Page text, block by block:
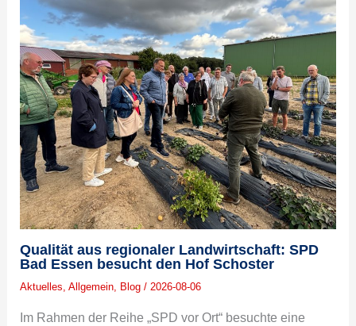
Qualität aus regionaler Landwirtschaft: SPD
Bad Essen besucht den Hof Schoster
Aktuelles ,Allgemein Blog / 2026-08-06
Im Rahmen der Reihe „SPD vor Ort“ besuchte eine